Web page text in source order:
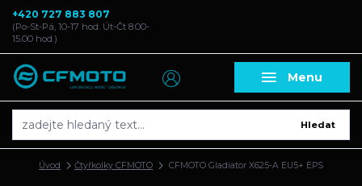
Menu
Hledat
+420 727 883 807
(Po-St-Pá, 10-17 hod. Út-Čt 8.00-
15.00 hod.)
Úvod Čtyřkolky CFMOTO CFMOTO Gladiator X625-A EU5+ EPS